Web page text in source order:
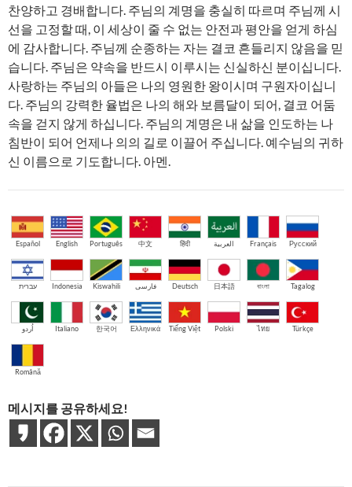
찬양하고 경배합니다. 주님의 계명을 충실히 따르며 주님께 시
선을 고정할 때, 이 세상이 줄 수 없는 안전과 평안을 얻게 하심
에 감사합니다. 주님께 순종하는 자는 결코 흔들리지 않음을 믿
습니다. 주님은 약속을 반드시 이루시는 신실하신 분이십니다.
사랑하는 주님의 아들은 나의 영원한 왕이시며 구원자이십니
다. 주님의 강력한 율법은 나의 해와 보름달이 되어, 결코 어둠
속을 걷지 않게 하십니다. 주님의 계명은 내 삶을 인도하는 나
침반이 되어 언제나 의의 길로 이끌어 주십니다. 예수님의 귀하
신 이름으로 기도합니다. 아멘.
Español English Português 中文 हिंदी العربية Français Русский
עברית Indonesia Kiswahili فارسی Deutsch 日本語 বাংলা Tagalog
اُردو Italiano 한국어 Ελληνικά Tiếng Việt Polski ไทย Türkçe
Română
메시지를 공유하세요!